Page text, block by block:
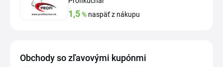
1,5% naspäť z nákupu
Obchody so zľavovými kupónmi